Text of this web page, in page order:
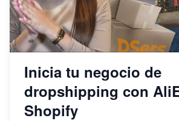
Inicia tu negocio de
dropshipping con
Shopify